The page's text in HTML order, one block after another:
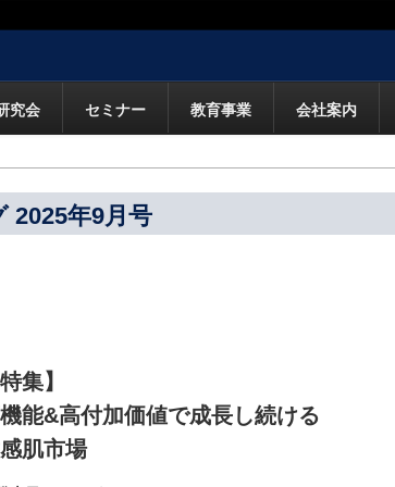
究会 セミナー 教育事業 会社案内
2025年9月号
特集】
能&高付加価値で成長し続ける
肌市場